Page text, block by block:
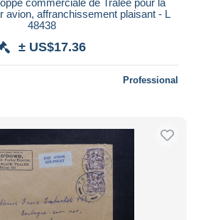
avion, affranchissement plaisant - L
48438
± US$17.36
Professional